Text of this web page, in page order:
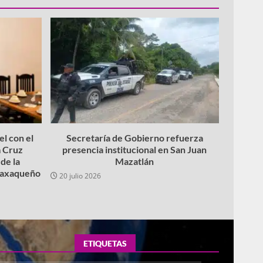
con el
Cruz
la
Secretaría de Gobierno refuerza
presencia institucional en San Juan
Mazatlán
20 julio 2026
ETIQUETAS